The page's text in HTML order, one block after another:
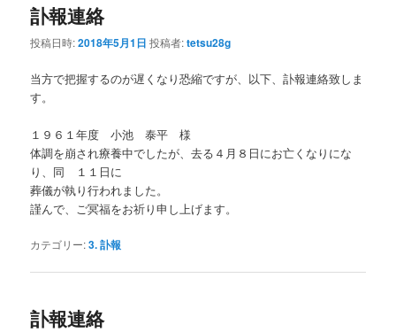
訃報連絡
投稿日時:2018年5月1日 投稿者:tetsu28g
当方で把握するのが遅くなり恐縮ですが、以下、訃報連絡致しま
す。
１９６１年度 小池 泰平 様
体調を崩され療養中でしたが、去る４月８日にお亡くなりにな
り、同 １１日に
葬儀が執り行われました。
謹んで、ご冥福をお祈り申し上げます。
カテゴリー:3. 訃報
訃報連絡